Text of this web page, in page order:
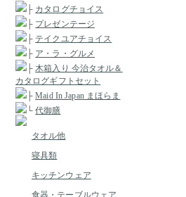
├ カタログチョイス
├ プレゼンテージ
├ テイクユアチョイス
├ ア・ラ・グルメ
├ 木箱入り 今治タオル＆
カタログギフトセット
├Maid In Japan まほらま
└代御膳
タオル他
寝具類
キッチンウェア
食器・テーブルウェア